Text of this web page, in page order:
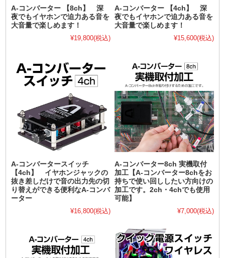
A-コンバーター 【8ch】 深
夜でもイヤホンで迫力ある音を
大音量で楽しめます！
¥19,800(税込)
A-コンバーター 【4ch】 深
夜でもイヤホンで迫力ある音を
大音量で楽しめます！
¥15,600(税込)
A-コンバータースイッチ
【4ch】 イヤホンジャックの
抜き差しだけで音の出力先の切
り替えができる便利なA-コンバ
ーター
¥16,800(税込)
A-コンバーター8ch 実機取付
加工【A-コンバーター8chをお
持ちで使い回ししたい方向けの
加工です。2ch・4chでも使用
可能】
¥7,000(税込)